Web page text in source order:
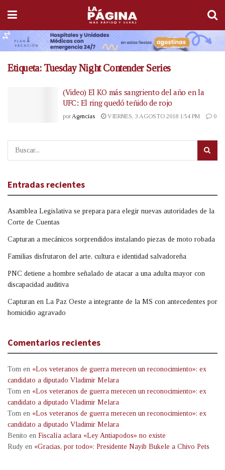
Etiqueta: Tuesday Night Contender Series
(Video) El KO más sangriento del año en la
UFC: El ring quedó teñido de rojo
por Agencias VIERNES, 3 AGOSTO 2018 1:54 PM 0
Entradas recientes
Asamblea Legislativa se prepara para elegir nuevas autoridades de la
Corte de Cuentas
Capturan a mecánicos sorprendidos instalando piezas de moto robada
Familias disfrutaron del arte, cultura e identidad salvadoreña
PNC detiene a hombre señalado de atacar a una adulta mayor con
discapacidad auditiva
Capturan en La Paz Oeste a integrante de la MS con antecedentes por
homicidio agravado
Comentarios recientes
Tom en «Los veteranos de guerra merecen un reconocimiento»: ex
candidato a diputado Vladimir Melara
Tom en «Los veteranos de guerra merecen un reconocimiento»: ex
candidato a diputado Vladimir Melara
Tom en «Los veteranos de guerra merecen un reconocimiento»: ex
candidato a diputado Vladimir Melara
Benito en Fiscalía aclara «Ley Antiapodos» no existe
Rudy en «Gracias, por todo»: Presidente Nayib Bukele a Chivo Pets